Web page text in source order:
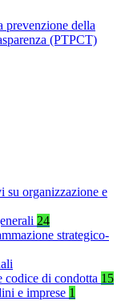
prevenzione della
(PTPCT)
su organizzazione e
24
strategico-
codice di condotta 15
e imprese 1